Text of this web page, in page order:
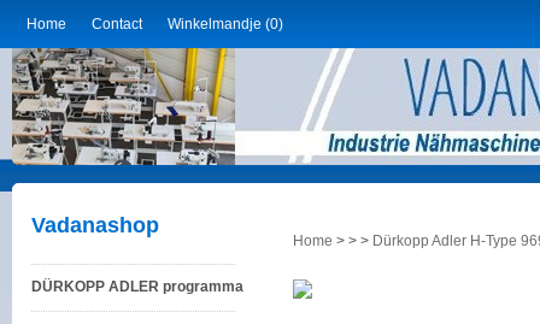
Home Contact Winkelmandje (0)
Vadanashop
DÜRKOPP ADLER programma
Home > > > Dürkopp Adler H-Type